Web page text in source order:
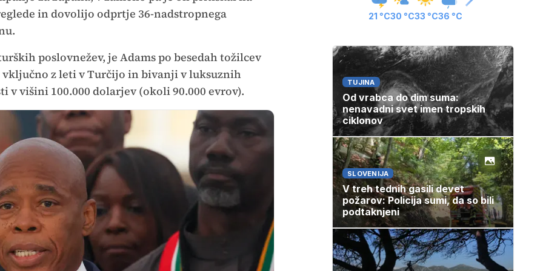
in dovolijo odprtje 36-nadstropnega
poslovnežev, je Adams po besedah tožilcev
z leti v Turčijo in bivanji v luksuznih
v višini 100.000 dolarjev (okoli 90.000 evrov).
21 °C30 °C33 °C36 °C
TUJINA
Od vrabca do dim suma:
nenavadni svet imen tropskih
ciklonov
SLOVENIJA
V treh tednih gasili devet
požarov: Policija sumi, da so bili
podtaknjeni